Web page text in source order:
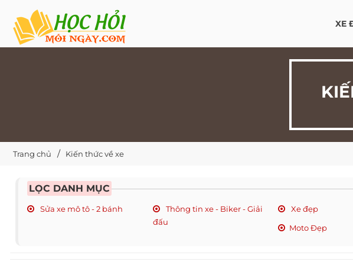
XE
Trang chủ Kiến thức về xe
LỌC DANH MỤC
Sửa xe mô tô - 2 bánh
Thông tin xe - Biker - Giải
đấu
Xe đẹp
Moto Đẹp